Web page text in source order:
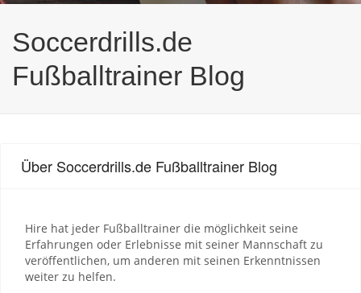
Soccerdrills.de
Fußballtrainer Blog
Über Soccerdrills.de Fußballtrainer Blog
Hire hat jeder Fußballtrainer die möglichkeit seine
Erfahrungen oder Erlebnisse mit seiner Mannschaft zu
veröffentlichen, um anderen mit seinen Erkenntnissen
weiter zu helfen.